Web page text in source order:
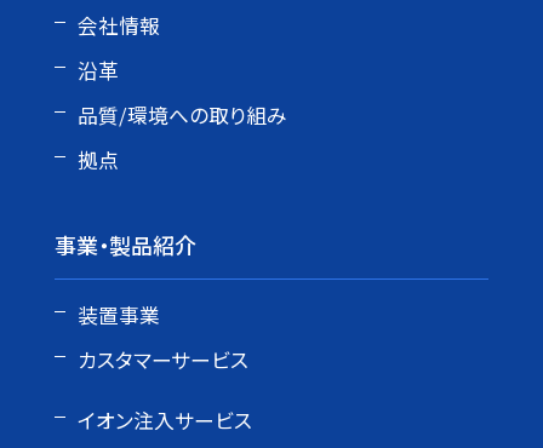
会社情報
沿革
品質/環境への取り組み
拠点
事業・製品紹介
装置事業
カスタマーサービス
イオン注入サービス